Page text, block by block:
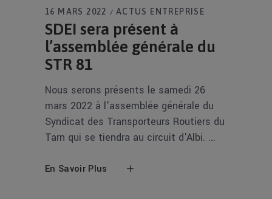
16 MARS 2022 ACTUS ENTREPRISE
SDEI sera présent à
l’assemblée générale du
STR 81
Nous serons présents le samedi 26
mars 2022 à l'assemblée générale du
Syndicat des Transporteurs Routiers du
Tarn qui se tiendra au circuit d'Albi.
En Savoir Plus